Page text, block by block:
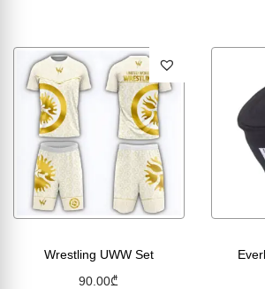
Wrestling UWW Set
90.00₾